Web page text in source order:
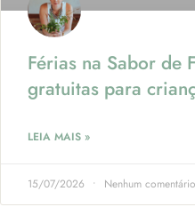
Férias na Sabor de
gratuitas para
LEIA MAIS »
15/07/2026 Nenhum comentário